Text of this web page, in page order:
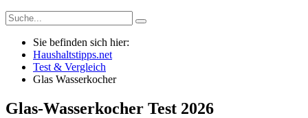
Sie befinden sich hier:
Haushaltstipps.net
Test & Vergleich
Glas Wasserkocher
Glas-Wasserkocher Test 2026